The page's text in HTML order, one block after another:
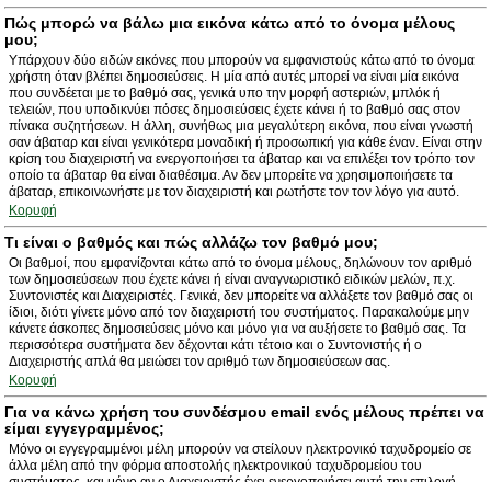
Πώς μπορώ να βάλω μια εικόνα κάτω από το όνομα μέλους
μου;
Υπάρχουν δύο ειδών εικόνες που μπορούν να εμφανιστούς κάτω από το όνομα
χρήστη όταν βλέπει δημοσιεύσεις. Η μία από αυτές μπορεί να είναι μία εικόνα
που συνδέεται με το βαθμό σας, γενικά υπο την μορφή αστεριών, μπλόκ ή
τελειών, που υποδικνύει πόσες δημοσιεύσεις έχετε κάνει ή το βαθμό σας στον
πίνακα συζητήσεων. Η άλλη, συνήθως μια μεγαλύτερη εικόνα, που είναι γνωστή
σαν άβαταρ και είναι γενικότερα μοναδική ή προσωπική για κάθε έναν. Είναι στην
κρίση του διαχειριστή να ενεργοποιήσει τα άβαταρ και να επιλέξει τον τρόπο τον
οποίο τα άβαταρ θα είναι διαθέσιμα. Αν δεν μπορείτε να χρησιμοποιήσετε τα
άβαταρ, επικοινωνήστε με τον διαχειριστή και ρωτήστε τον τον λόγο για αυτό.
Κορυφή
Τι είναι ο βαθμός και πώς αλλάζω τον βαθμό μου;
Οι βαθμοί, που εμφανίζονται κάτω από το όνομα μέλους, δηλώνουν τον αριθμό
των δημοσιεύσεων που έχετε κάνει ή είναι αναγνωριστικό ειδικών μελών, π.χ.
Συντονιστές και Διαχειριστές. Γενικά, δεν μπορείτε να αλλάξετε τον βαθμό σας οι
ίδιοι, διότι γίνετε μόνο από τον διαχειριστή του συστήματος. Παρακαλούμε μην
κάνετε άσκοπες δημοσιεύσεις μόνο και μόνο για να αυξήσετε το βαθμό σας. Τα
περισσότερα συστήματα δεν δέχονται κάτι τέτοιο και ο Συντονιστής ή ο
Διαχειριστής απλά θα μειώσει τον αριθμό των δημοσιεύσεων σας.
Κορυφή
Για να κάνω χρήση του συνδέσμου email ενός μέλους πρέπει να
είμαι εγγεγραμμένος;
Μόνο οι εγγεγραμμένοι μέλη μπορούν να στείλουν ηλεκτρονικό ταχυδρομείο σε
άλλα μέλη από την φόρμα αποστολής ηλεκτρονικού ταχυδρομείου του